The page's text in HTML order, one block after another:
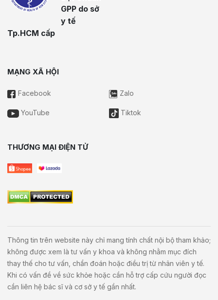
GPP do sở
y tế
Tp.HCM cấp
MẠNG XÃ HỘI
Facebook Zalo
YouTube Tiktok
THƯƠNG MẠI ĐIỆN TỬ
Thông tin trên website này chỉ mang tính chất nội bộ tham khảo;
không được xem là tư vấn y khoa và không nhằm mục đích
thay thế cho tư vấn, chẩn đoán hoặc điều trị từ nhân viên y tế.
Khi có vấn đề về sức khỏe hoặc cần hỗ trợ cấp cứu người đọc
cần liên hệ bác sĩ và cơ sở y tế gần nhất.